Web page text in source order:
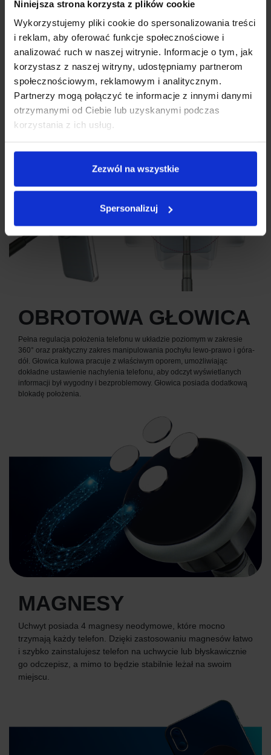
Niniejsza strona korzysta z plików cookie
Wykorzystujemy pliki cookie do spersonalizowania treści
i reklam, aby oferować funkcje społecznościowe i
analizować ruch w naszej witrynie. Informacje o tym, jak
korzystasz z naszej witryny, udostępniamy partnerom
społecznościowym, reklamowym i analitycznym.
Partnerzy mogą połączyć te informacje z innymi danymi
otrzymanymi od Ciebie lub uzyskanymi podczas
korzystania z ich usług.
Zezwól na wszystkie
Spersonalizuj
TELESKOPOWE RAMIĘ
Xblitz G250 może być instalowany w najbardziej nietypowych
mm do 198 mm oraz pracować w zakresie 255°. Uchwyt jest idealnym
rozwiązaniem dla samochodów, w których przednia szyba położona jest
pod ostrym kątem.
OBROTOWA GŁOWICA
Pełna regulacja położenia telefonu w układzie poziomym w zakresie
360° oraz praktyczny zakres manipulowania pochyłu lewo-prawo i góra-
dół. Głowica kulowa pracuje z właściwym oporem, umożliwiając
dokładne ustawienie nachylenia telefonu, aby odczyt wyświetlanych
informacji był wygodny i bezproblemowy. Głowica posiada dodatkową
blokadę położenia.
MAGNESY
Uchwyt posiada 4 magnesy neodymowe, które mocno
trzymają każdy telefon. Dzięki zastosowaniu magnesów łatwo
i szybko zainstalujesz telefon na uchwycie lub błyskawicznie
go odczepisz, a mimo to będzie stabilnie leżał na swoim
miejscu.